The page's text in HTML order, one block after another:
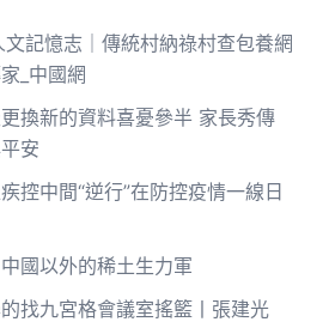
文記憶志｜傳統村納祿村查包養網
_中國網
換新的資料喜憂參半 家長秀傳
安
控中間“逆行”在防控疫情一線日
國以外的稀土生力軍
找九宮格會議室搖籃丨張建光